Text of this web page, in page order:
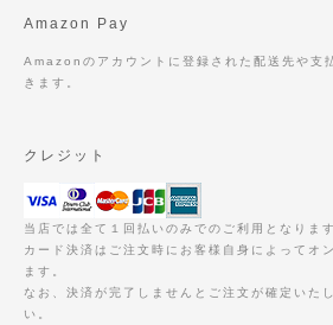
Amazon Pay
Amazonのアカウントに登録された配送先や支
きます。
クレジット
当店では全て１回払いのみでのご利用となりま
カード決済はご注文時にお客様自身によってオ
ます。
なお、決済が完了しませんとご注文が確定いた
い。